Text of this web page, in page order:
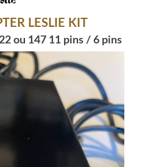
LESLIE KIT
ou 147 11 pins / 6 pins